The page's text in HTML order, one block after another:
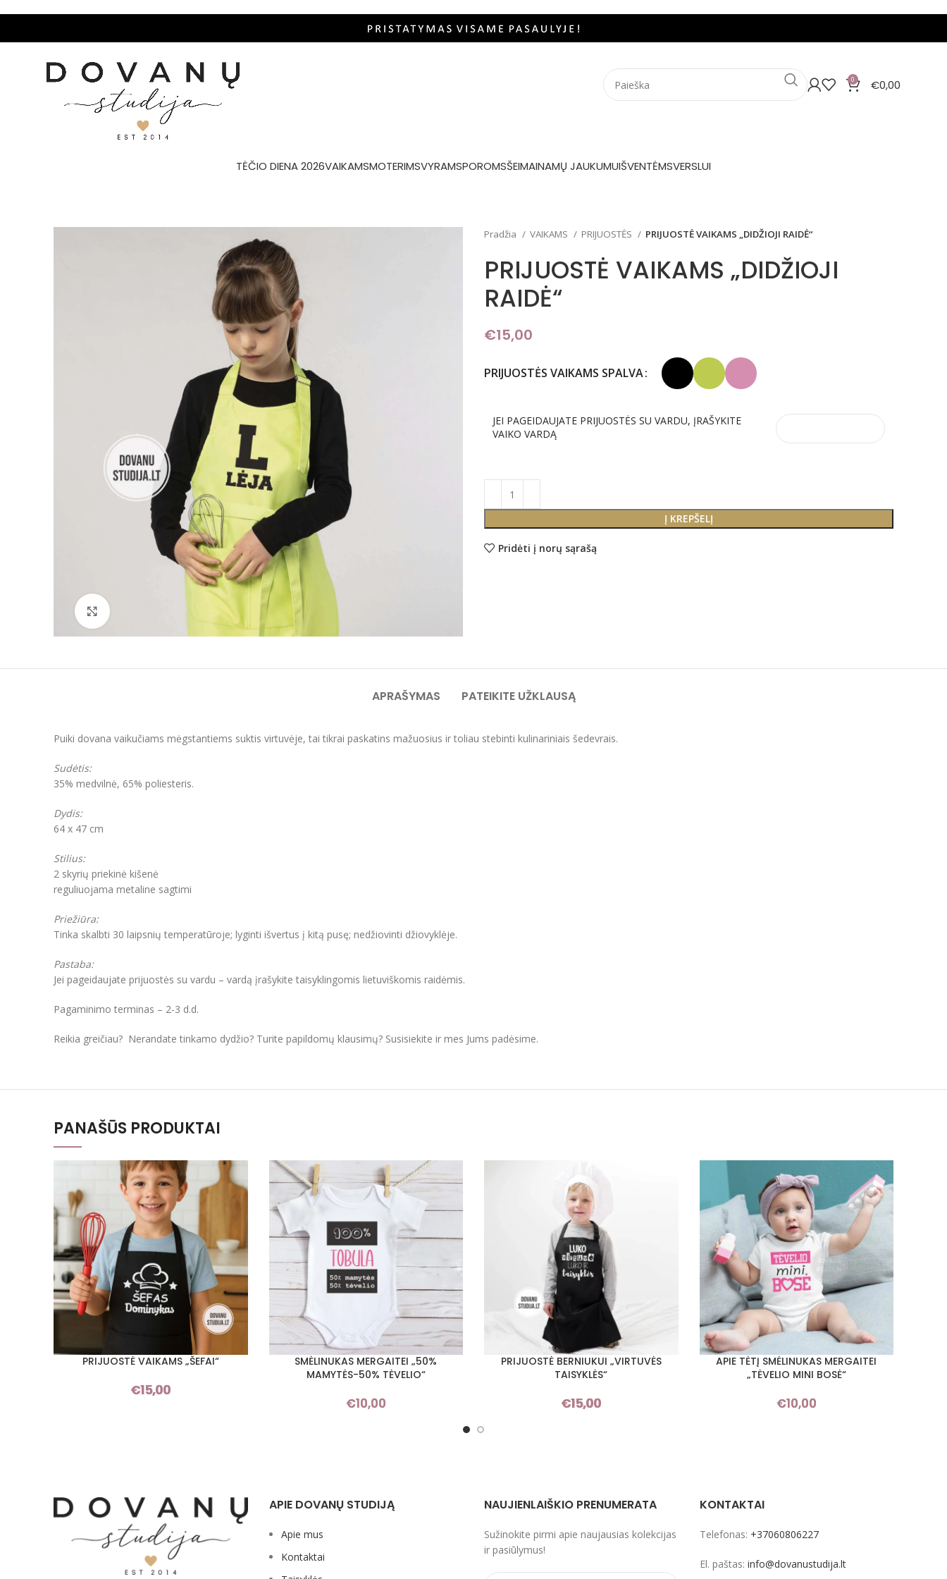
0 €0,00
TĖČIO DIENA 2026VAIKAMSMOTERIMSVYRAMSPOROMSŠEIMAINAMŲ JAUKUMUIŠVENTĖMSVERSLUI
Pradžia VAIKAMS PRIJUOSTĖS PRIJUOSTĖ VAIKAMS „DIDŽIOJI RAIDĖ“
PRIJUOSTĖ VAIKAMS „DIDŽIOJI
RAIDĖ“
€15,00
PRIJUOSTĖS VAIKAMS SPALVA
JEI PAGEIDAUJATE PRIJUOSTĖS SU VARDU, ĮRAŠYKITE
VAIKO VARDĄ
Į KREPŠELĮ
Pridėti į norų sąrašą
APRAŠYMAS PATEIKITE UŽKLAUSĄ
Puiki dovana vaikučiams mėgstantiems suktis virtuvėje, tai tikrai paskatins mažuosius ir toliau stebinti kulinariniais šedevrais.
Sudėtis:
35% medvilnė, 65% poliesteris.
Dydis:
64 x 47 cm
Stilius:
2 skyrių priekinė kišenė
reguliuojama metaline sagtimi
Priežiūra:
Tinka skalbti 30 laipsnių temperatūroje; lyginti išvertus į kitą pusę; nedžiovinti džiovyklėje.
Pastaba:
Jei pageidaujate prijuostės su vardu – vardą įrašykite taisyklingomis lietuviškomis raidėmis.
Pagaminimo terminas – 2-3 d.d.
Reikia greičiau? Nerandate tinkamo dydžio? Turite papildomų klausimų? Susisiekite ir mes Jums padėsime.
PANAŠŪS PRODUKTAI
PASIRINKTI SAVYBES
PRIJUOSTĖ VAIKAMS „ŠEFAI“
€15,00
PASIRINKTI SAVYBES
SMĖLINUKAS MERGAITEI „50%
MAMYTĖS-50% TĖVELIO“
€10,00
PASIRINKTI SAVYBES
PRIJUOSTĖ BERNIUKUI „VIRTUVĖS
TAISYKLĖS“
€15,00
PASIRINKTI SAVYBES
APIE TĖTĮ SMĖLINUKAS MERGAITEI
„TĖVELIO MINI BOSĖ“
€10,00
APIE DOVANŲ STUDIJĄ
Apie mus
Kontaktai
NAUJIENLAIŠKIO PRENUMERATA
Sužinokite pirmi apie naujausias kolekcijas
ir pasiūlymus!
KONTAKTAI
Telefonas: +37060806227
El. paštas: info@dovanustudija.lt